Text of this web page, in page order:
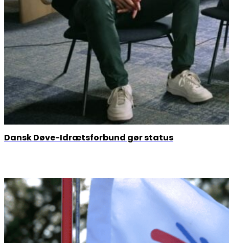
Dansk Døve-Idrætsforbund gør status